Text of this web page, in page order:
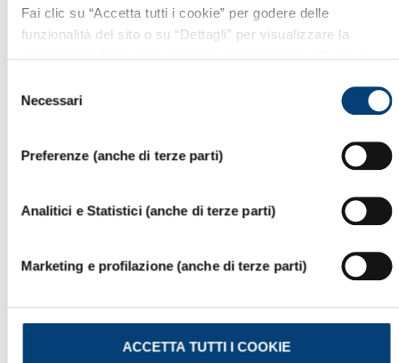
Fai clic su “Accetta tutti i cookie” per godere delle
funzionalità del sito o su “Dettagli” per visualizzare la
Per proseguire la navigazione senza esprimere preferenze,
clicca sulla “X” in alto a destra. Per maggiori informazioni ti
delNecessari
Preferenze (anche di terze parti)
Analitici e Statistici (anche di terze parti)
Marketing e profilazione (anche di terze parti)
ACCETTA TUTTI I COOKIE